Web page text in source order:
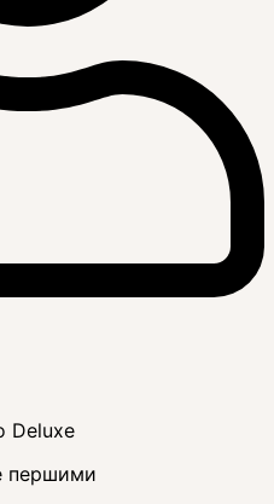
Deluxe
першими